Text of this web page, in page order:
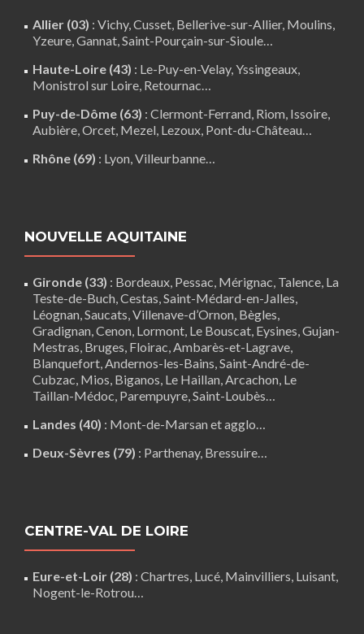
Allier (03) : Vichy, Cusset, Bellerive-sur-Allier, Moulins,
Yzeure, Gannat,Saint-Pourçain-sur-Sioule…
Haute-Loire (43) : Le-Puy-en-Velay,Yssingeaux,
Monistrol sur Loire, Retournac…
Puy-de-Dôme (63) : Clermont-Ferrand, Riom, Issoire,
Aubière,Orcet, Mezel, Lezoux, Pont-du-Château…
Rhône (69) : Lyon, Villeurbanne…
NOUVELLE AQUITAINE
Gironde (33) : Bordeaux, Pessac, Mérignac, Talence, La
Teste-de-Buch,Cestas,Saint-Médard-en-Jalles,
Léognan,Saucats,Villenave-d’Ornon, Bègles,
Gradignan,Cenon, Lormont, Le Bouscat, Eysines, Gujan-
Mestras, Bruges, Floirac,Ambarès-et-Lagrave,
Blanquefort,Andernos-les-Bains, Saint-André-de-
Cubzac, Mios, Biganos, Le Haillan,Arcachon, Le
Taillan-Médoc, Parempuyre,Saint-Loubès…
Landes (40) : Mont-de-Marsan et agglo…
Deux-Sèvres (79) : Parthenay, Bressuire…
CENTRE-VAL DE LOIRE
Eure-et-Loir (28) : Chartres, Lucé, Mainvilliers, Luisant,
Nogent-le-Rotrou…